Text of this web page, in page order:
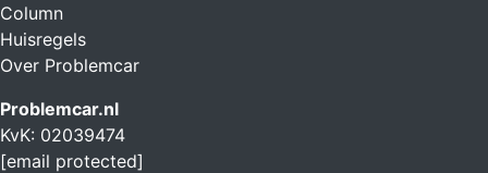
Column
Huisregels
Over Problemcar
Problemcar.nl
KvK: 02039474
[email protected]